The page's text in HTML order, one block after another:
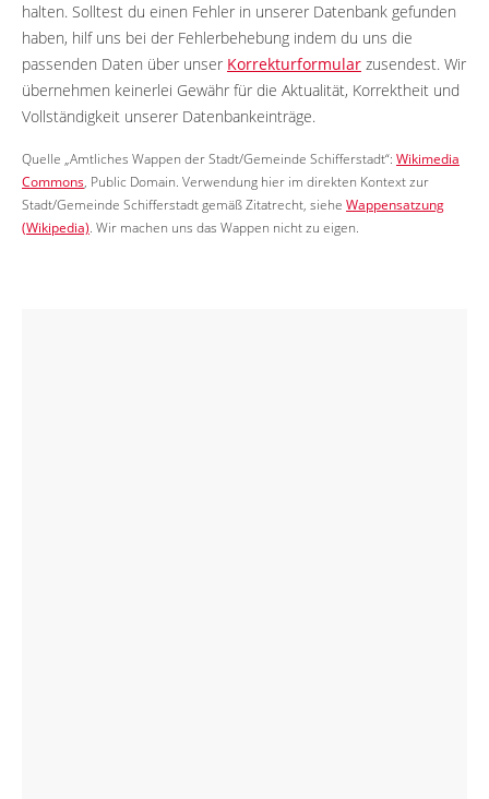
halten. Solltest du einen Fehler in unserer Datenbank gefunden
haben, hilf uns bei der Fehlerbehebung indem du uns die
passenden Daten über unser Korrekturformular zusendest. Wir
übernehmen keinerlei Gewähr für die Aktualität, Korrektheit und
Vollständigkeit unserer Datenbankeinträge.
Quelle „Amtliches Wappen der Stadt/Gemeinde Schifferstadt“: Wikimedia
Commons, Public Domain. Verwendung hier im direkten Kontext zur
Stadt/Gemeinde Schifferstadt gemäß Zitatrecht, siehe Wappensatzung
(Wikipedia). Wir machen uns das Wappen nicht zu eigen.